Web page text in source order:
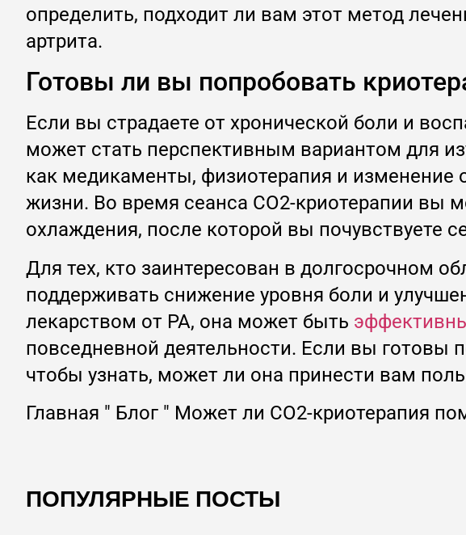
определить, подходит ли вам этот метод
артрита.
Готовы ли вы попробовать
Если вы страдаете от хронической боли и
может стать перспективным вариантом для
как медикаменты, физиотерапия и изменение
жизни. Во время сеанса CO2-криотерапии вы
охлаждения, после которой вы почувствуете
Для тех, кто заинтересован в долгосрочном
поддерживать снижение уровня боли и
лекарством от РА, она может быть
повседневной деятельности. Если вы готовы
чтобы узнать, может ли она принести вам
Главная " Блог " Может ли CO2-криотерапия
ПОПУЛЯРНЫЕ ПОСТЫ